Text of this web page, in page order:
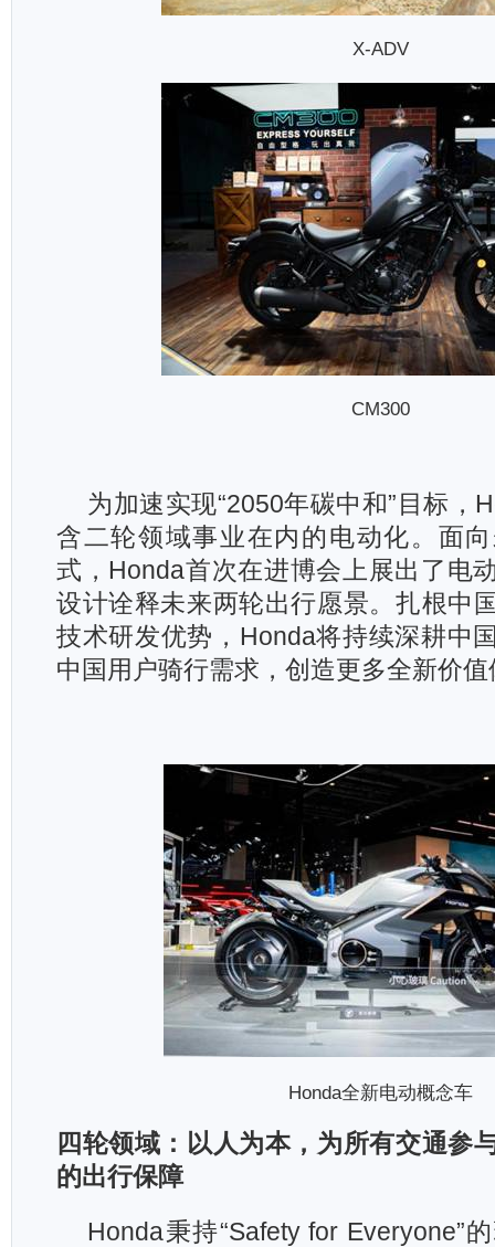
X-ADV
CM300
为加速实现“2050年碳中和”目标，
含二轮领域事业在内的电动化。面
式，Honda首次在进博会上展出了电
设计诠释未来两轮出行愿景。扎根中
技术研发优势，Honda将持续深耕中
中国用户骑行需求，创造更多全新价值
Honda全新电动概念车
四轮领域：以人为本，为所有交通参
的出行保障
Honda秉持“Safety for Everyone”